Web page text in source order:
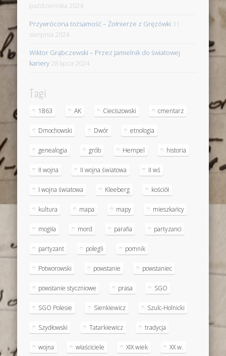
października 2024
Przywrócona tożsamość – Żołnierze z Gręzówki 31
sierpnia 2024
Wiktor Grąbczewski – Przez Jamielnik do światowej
kariery 28 lipca 2024
Tagi
1863 AK Cieciszowski cmentarz
Dmochowski Dwór etnologia
genealogia grób Hempel historia
II wojna II wojna światowa II wś
I wojna światowa Kleeberg kościół
kultura mapa mapy mieszkańcy
mogiła mord parafia partyzanci
partyzant polegli pomnik
Potworowski powstanie powstaniec
powstanie styczniowe prasa SGO
SGO Polesie Sienkiewicz Szulc-Holnicki
Szydłowski Tatarkiewicz tradycja
wojna właściciele XIX wiek XX w.